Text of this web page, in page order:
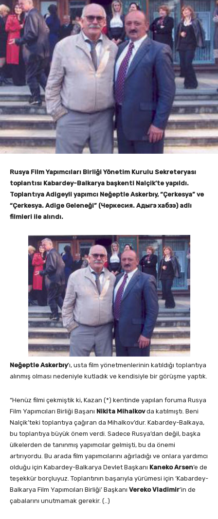
Rusya Film Yapımcıları Birliği Yönetim Kurulu Sekreteryası
toplantısı Kabardey-Balkarya başkenti Nalçik’te yapıldı.
Toplantıya Adigeyli yapımcı Neğeptle Askerbıy, “Çerkesya” ve
“Çerkesya. Adige Geleneği” (Черкесия. Адыгэ хабзэ) adlı
filmleri ile alındı.
Neğeptle Askerbıy’ı, usta film yönetmenlerinin katıldığı toplantıya
alınmış olması nedeniyle kutladık ve kendisiyle bir görüşme yaptık.
“Henüz filmi çekmiştik ki, Kazan (*) kentinde yapılan foruma Rusya
Film Yapımcıları Birliği Başanı Nikita Mihalkovda katılmıştı. Beni
Nalçik’teki toplantıya çağıran da Mihalkov’dur. Kabardey-Balkaya,
bu toplantıya büyük önem verdi. Sadece Rusya’dan değil, başka
ülkelerden de tanınmış yapımcılar gelmişti, bu da önemi
artırıyordu. Bu arada film yapımcılarını ağırladığı ve onlara yardımcı
olduğu için Kabardey-Balkarya Devlet Başkanı Kaneko Arsen’e de
teşekkür borçluyuz. Toplantının başarıyla yürümesi için ‘Kabardey-
Balkarya Film Yapımcıları Birliği’ Başkanı Vereko Vladimir’in de
çabalarını unutmamak gerekir. (..)